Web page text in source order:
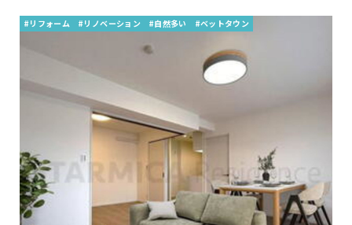
#リフォーム #リノベーション #自然多い #ベットタウン